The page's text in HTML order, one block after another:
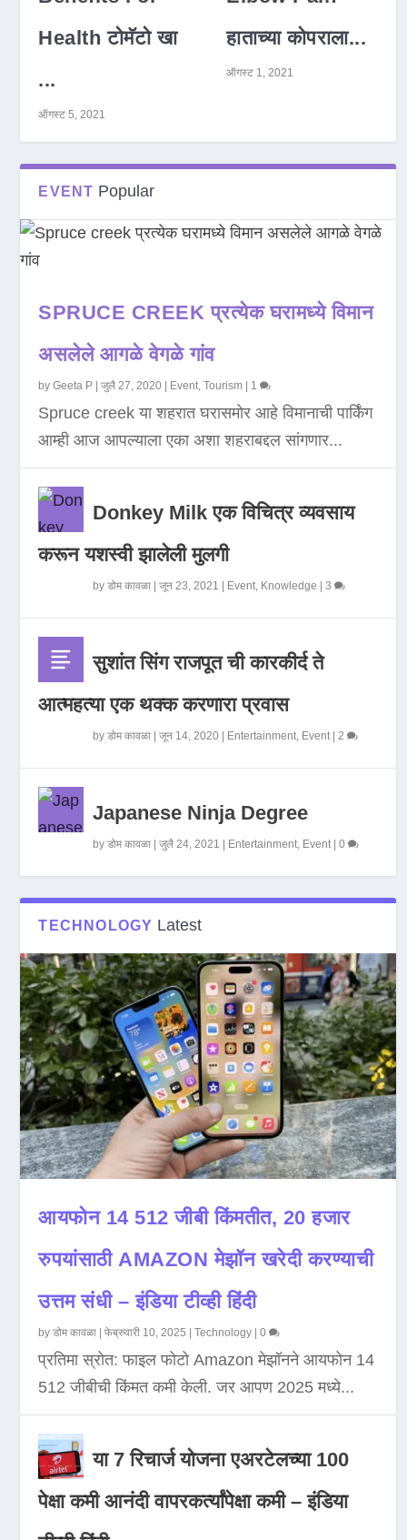
Health टोमॅटो खा
...
ऑगस्ट 5, 2021
हाताच्या कोपराला...
ऑगस्ट 1, 2021
EVENT Popular
SPRUCE CREEK प्रत्येक घरामध्ये विमान
असलेले आगळे वेगळे गांव
byGeeta P |जुलै 27, 2020 Event,Tourism 1
Spruce creek या शहरात घरासमोर आहे विमानाची पार्किंग
आम्ही आज आपल्याला एका अशा शहराबद्दल सांगणार...
Donkey Milk एक विचित्र व्यवसाय
करून यशस्वी झालेली मुलगी
byडोम कावळा |जून 23, 2021 Event, Knowledge |3
सुशांत सिंग राजपूत ची कारकीर्द ते
आत्महत्या एक थक्क करणारा प्रवास
byडोम कावळा |जून 14, 2020 Entertainment, Event|2
Japanese Ninja Degree
byडोम कावळा |जुलै 24, 2021 Entertainment, Event|0
TECHNOLOGY Latest
आयफोन 14 512 जीबी किंमतीत, 20 हजार
रुपयांसाठी AMAZON मेझॉन खरेदी करण्याची
उत्तम संधी – इंडिया टीव्ही हिंदी
byडोम कावळा |फेब्रुवारी 10, 2025 |Technology |0
प्रतिमा स्रोत: फाइल फोटो Amazon मेझॉनने आयफोन 14
512 जीबीची किंमत कमी केली. जर आपण 2025 मध्ये...
या 7 रिचार्ज योजना एअरटेलच्या 100
पेक्षा कमी आनंदी वापरकर्त्यांपेक्षा कमी – इंडिया